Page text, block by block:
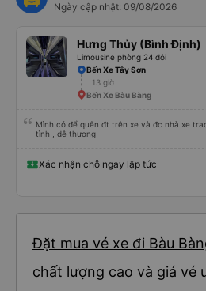
Ngày cập nhật: 09/08/2026
Hưng Thủy (Bình Định)
Limousine phòng 24 đôi
Bến Xe Tây Sơn
13 giờ
Bến Xe Bàu Bàng
Mình có để quên đt trên xe và đc nhà xe
tình , dễ thương
Xác nhận chỗ ngay lập tức
Đặt mua vé xe đi Bàu
chất lượng cao và giá vé